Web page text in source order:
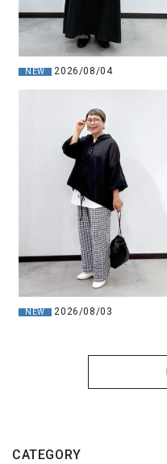
NEW 2026/08/04
NEW 2026/08/03
CATEGORY